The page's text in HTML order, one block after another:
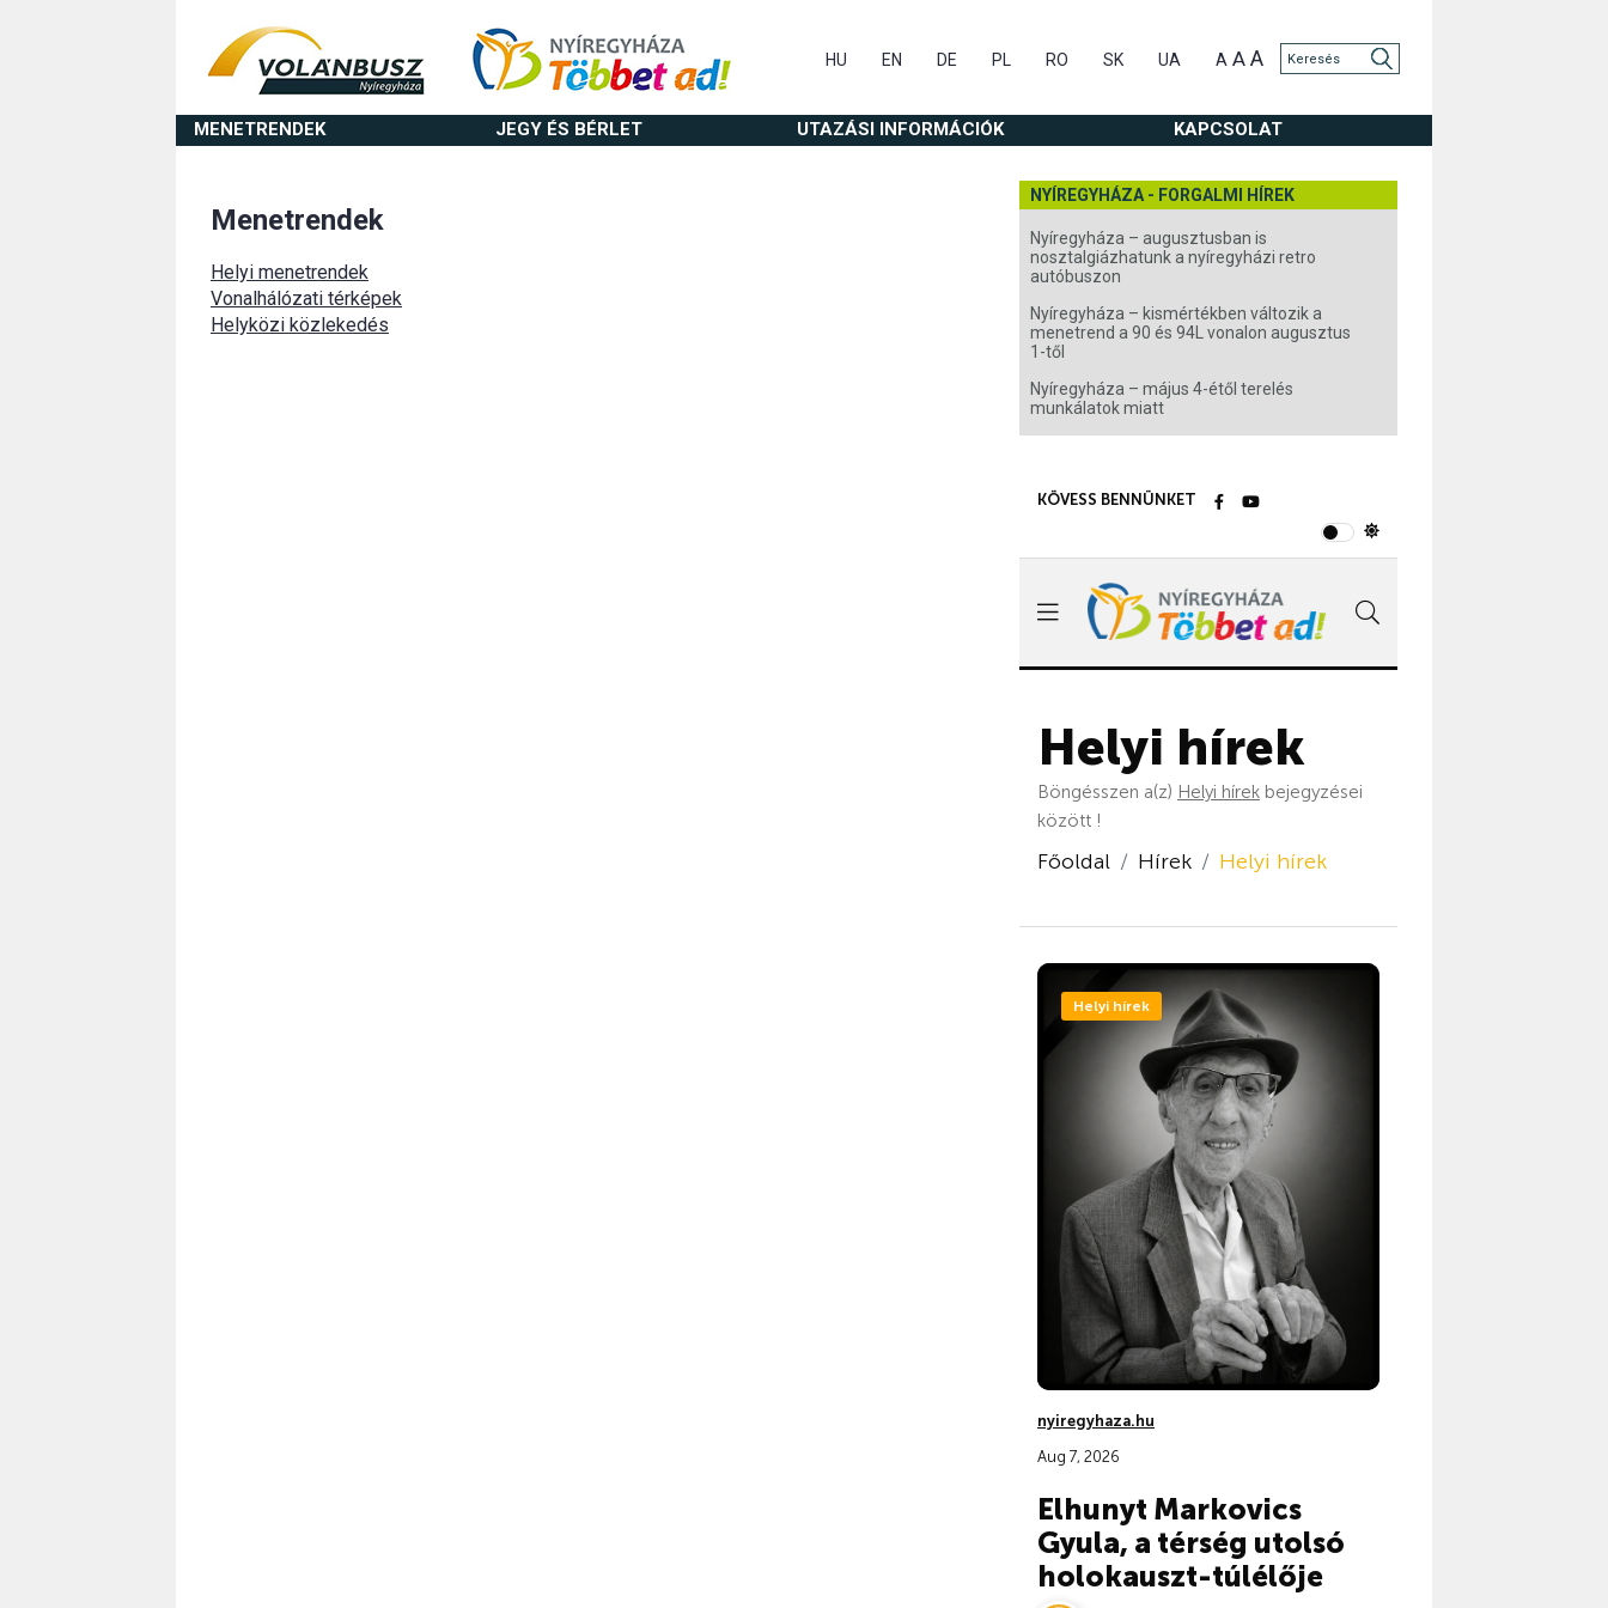
HU EN DE PL RO SK UA A A A
MENETRENDEK JEGY ÉS BÉRLET UTAZÁSI INFORMÁCIÓK KAPCSOLAT
Menetrendek
Helyi menetrendek
Vonalhálózati térképek
Helyközi közlekedés
NYÍREGYHÁZA - FORGALMI HÍREK
Nyíregyháza – augusztusban is
nosztalgiázhatunk a nyíregyházi retro
autóbuszon
Nyíregyháza – kismértékben változik a
menetrend a 90 és 94L vonalon augusztus
1-től
Nyíregyháza – május 4-étől terelés
munkálatok miatt